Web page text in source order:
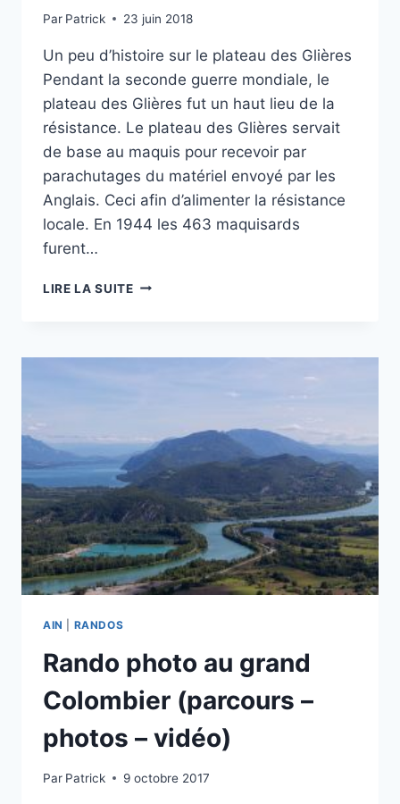
Par Patrick 23 juin 2018
Un peu d’histoire sur le plateau des Glières
Pendant la seconde guerre mondiale, le
plateau des Glières fut un haut lieu de la
résistance. Le plateau des Glières servait
de base au maquis pour recevoir par
parachutages du matériel envoyé par les
Anglais. Ceci afin d’alimenter la résistance
locale. En 1944 les 463 maquisards
furent…
LIRE LA SUITERANDO
DES
AIN RANDOS
Rando photo au grand
Colombier (parcours –
photos – vidéo)
Par Patrick 9 octobre 2017